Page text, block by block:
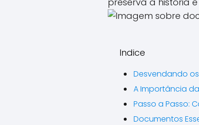
Indice
Desvendando
A Importância
Passo a Passo:
Documentos